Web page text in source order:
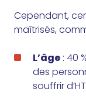
Cependant,
maîtrisés,
L’âge : 40
des
souffrir